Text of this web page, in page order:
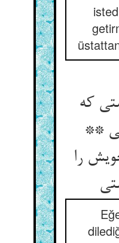
که
**
را